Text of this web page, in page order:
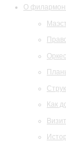
О
Как